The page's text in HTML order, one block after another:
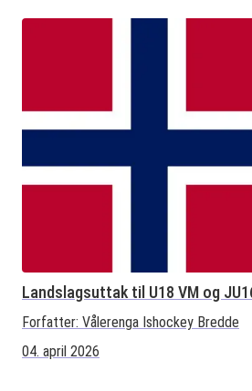
Landslagsuttak til U18 VM og
Forfatter: Vålerenga Ishockey Bredde
04. april 2026